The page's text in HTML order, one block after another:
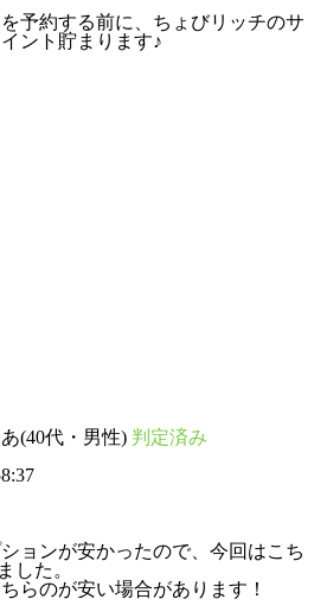
予約する前に、ちょびリッチのサ
ント貯まります♪
(40代・男性) 判定済み
ョンが安かったので、今回はこち
した。
らのが安い場合があります！